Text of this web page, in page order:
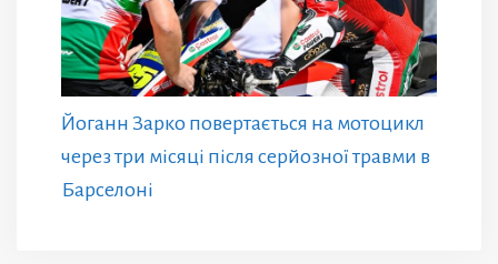
Йоганн Зарко повертається на мотоцикл
через три місяці після серйозної травми в
Барселоні